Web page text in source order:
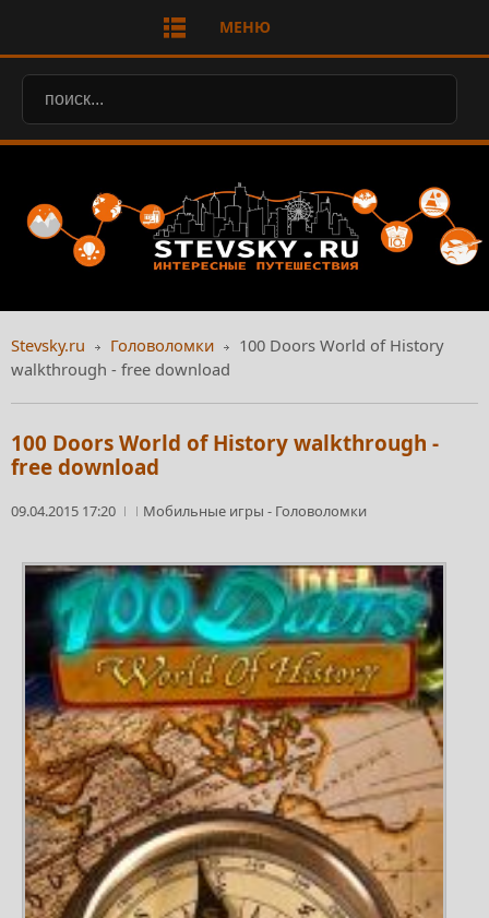
МЕНЮ
Stevsky.ru Головоломки
100 Doors World of History
walkthrough - free download
100 Doors World of History walkthrough -
free download
09.04.2015 17:20 Мобильные игры - Головоломки